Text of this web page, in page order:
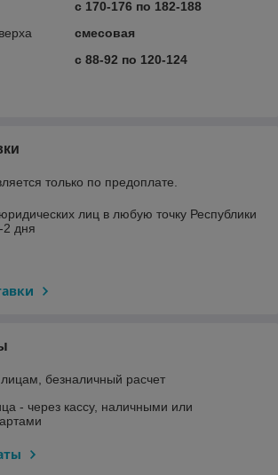
с 170-176 по 182-188
смесовая
с 88-92 по 120-124
только по предоплате.
лиц в любую точку Республики
2 дня
безналичный расчет
- через кассу, наличными или